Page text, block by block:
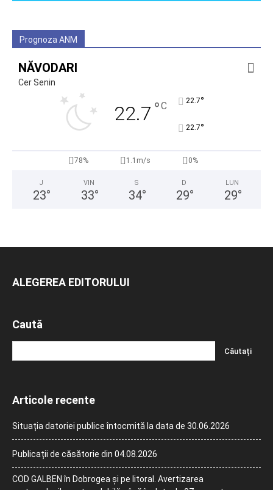
Prognoza ANM
NĂVODARI
Cer Senin
22.7 °C 22.7°
22.7°
78% 1.1m/s 0%
J
23°
VIN
33°
S
34°
D
29°
LUN
29°
ALEGEREA EDITORULUI
Caută
Articole recente
Situația datoriei publice întocmită la data de 30.06.2026
Publicații de căsătorie din 04.08.2026
COD GALBEN în Dobrogea și pe litoral. Avertizarea